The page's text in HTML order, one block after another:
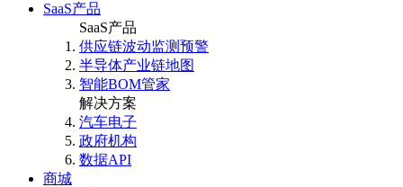
SaaS产品
SaaS产品
供应链波动监测预警
半导体产业链地图
智能BOM管家
解决方案
汽车电子
政府机构
数据API
商城